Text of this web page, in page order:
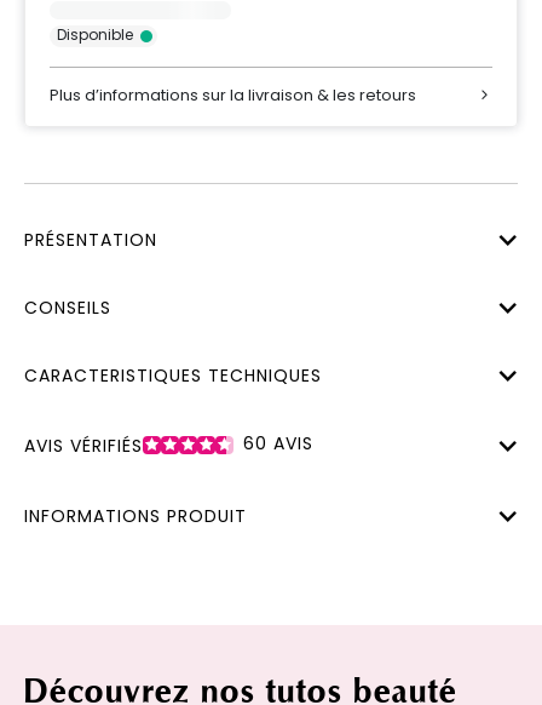
Disponible
Plus d’informations sur la livraison & les retours
PRÉSENTATION
CONSEILS
CARACTERISTIQUES TECHNIQUES
AVIS VÉRIFIÉS 60 AVIS
INFORMATIONS PRODUIT
Découvrez nos tutos beauté